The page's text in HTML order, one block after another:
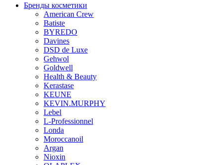
Бренды косметики
American Crew
Batiste
BYREDO
Davines
DSD de Luxe
Gehwol
Goldwell
Health & Beauty
Kerastase
KEUNE
KEVIN.MURPHY
Lebel
L-Professionnel
Londa
Moroccanoil
Argan
Niохin